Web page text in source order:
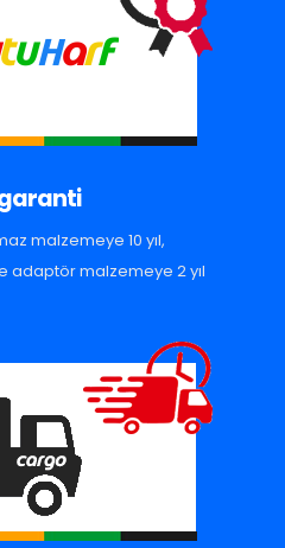
malzemeye 10 yıl,
adaptör malzemeye 2 yıl